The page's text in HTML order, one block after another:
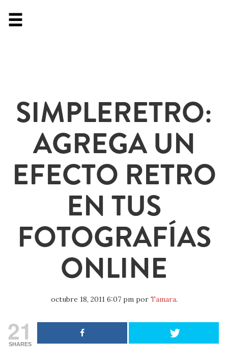
SIMPLERETRO:
AGREGA UN
EFECTO RETRO
EN TUS
FOTOGRAFÍAS
ONLINE
octubre 18, 2011 6:07 pmpor Tamara.
21
SHARES